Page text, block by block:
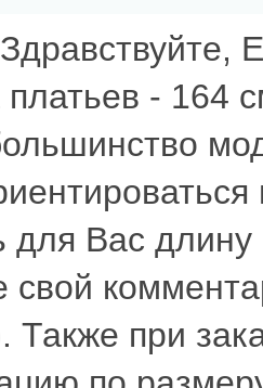
Здравствуйте,
платьев - 164
для Вас
свой
Также при